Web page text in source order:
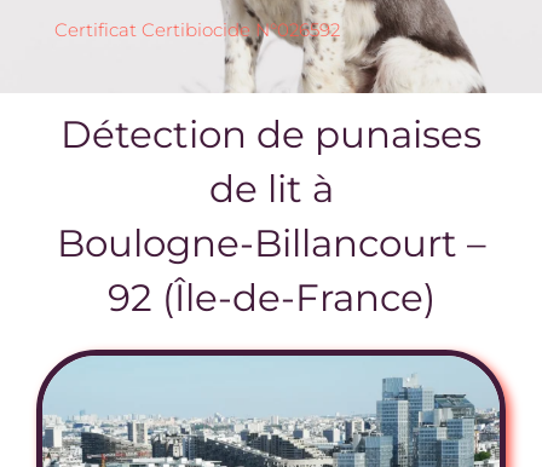
Certificat Certibiocide N°026592
Détection de punaises
de lit à
Boulogne-Billancourt –
92 (Île-de-France)